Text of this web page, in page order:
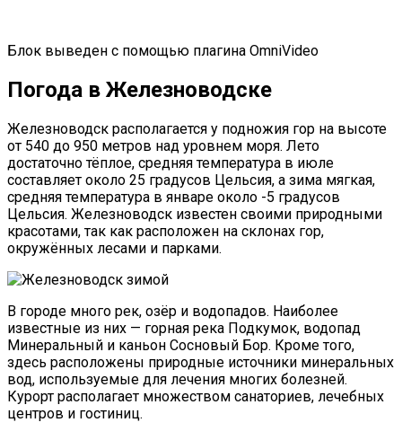
Блок выведен с помощью плагина OmniVideo
Погода в Железноводске
Железноводск располагается у подножия гор на высоте
от 540 до 950 метров над уровнем моря. Лето
достаточно тёплое, средняя температура в июле
составляет около 25 градусов Цельсия, а зима мягкая,
средняя температура в январе около -5 градусов
Цельсия. Железноводск известен своими природными
красотами, так как расположен на склонах гор,
окружённых лесами и парками.
В городе много рек, озёр и водопадов. Наиболее
известные из них — горная река Подкумок, водопад
Минеральный и каньон Сосновый Бор. Кроме того,
здесь расположены природные источники минеральных
вод, используемые для лечения многих болезней.
Курорт располагает множеством санаториев, лечебных
центров и гостиниц.